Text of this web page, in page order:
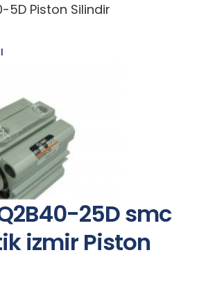
5D Piston Silindir
25D smc
izmir Piston